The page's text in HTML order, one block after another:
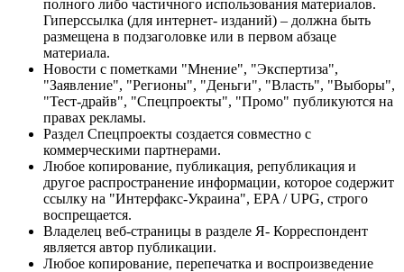
полного либо частичного использования материалов.
Гиперссылка (для интернет- изданий) – должна быть
размещена в подзаголовке или в первом абзаце
материала.
Новости с пометками "Мнение", "Экспертиза",
"Заявление", "Регионы", "Деньги", "Власть", "Выборы",
"Тест-драйв", "Спецпроекты", "Промо" публикуются на
правах рекламы.
Раздел Спецпроекты создается совместно с
коммерческими партнерами.
Любое копирование, публикация, републикация и
другое распространение информации, которое содержит
ссылку на "Интерфакс-Украина", EPA / UPG, строго
воспрещается.
Владелец веб-страницы в разделе Я- Корреспондент
является автор публикации.
Любое копирование, перепечатка и воспроизведение